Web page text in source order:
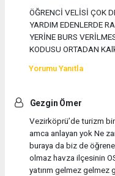
ÖĞRENCİ VELİSİ ÇOK
YARDIM EDENLERDE
YERİNE BURS
KODUSU ORTADAN
Yorumu Yanıtla
Gezgin Ömer
Vezirköprü’de turizm
amca anlayan yok Ne
buraya da biz de
olmaz havza ilçesinin
yatırım gelmez gelmez